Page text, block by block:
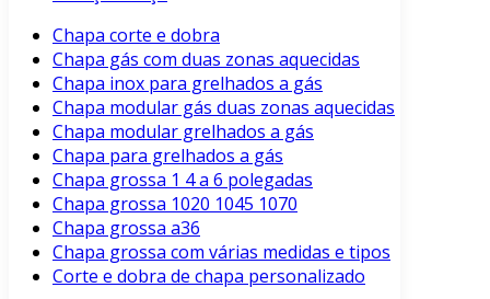
Chapa corte e dobra
Chapa gás com duas zonas aquecidas
Chapa inox para grelhados a gás
Chapa modular gás duas zonas aquecidas
Chapa modular grelhados a gás
Chapa para grelhados a gás
Chapa grossa 1 4 a 6 polegadas
Chapa grossa 1020 1045 1070
Chapa grossa a36
Chapa grossa com várias medidas e tipos
Corte e dobra de chapa personalizado